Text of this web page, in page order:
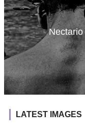
LATEST IMAGES